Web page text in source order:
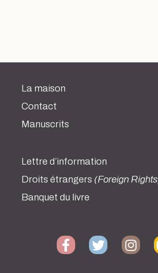
La maison
Contact
Manuscrits
Lettre d’information
Droits étrangers (Foreign
Banquet du livre